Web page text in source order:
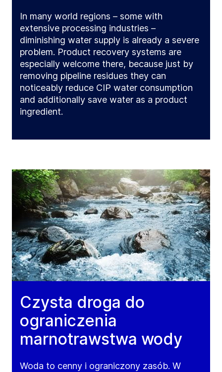
In many world regions – some with
extensive processing industries –
diminishing water supply is already a severe
problem. Product recovery systems are
especially welcome there, because just by
removing pipeline residues they can
noticeably reduce CIP water consumption
and additionally save water as a product
ingredient.
Czysta droga do
ograniczenia
marnotrawstwa wody
Woda to cenny i ograniczony zasób. W